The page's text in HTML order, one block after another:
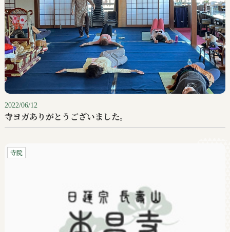
2022/06/12
寺ヨガありがとうございました。
寺院